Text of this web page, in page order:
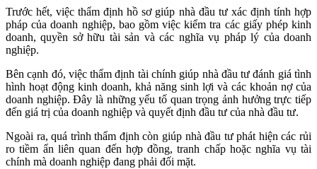
Trước hết, việc thẩm định hồ sơ giúp nhà đầu tư xác định tính hợp
pháp của doanh nghiệp, bao gồm việc kiểm tra các giấy phép kinh
doanh, quyền sở hữu tài sản và các nghĩa vụ pháp lý của doanh
nghiệp.
Bên cạnh đó, việc thẩm định tài chính giúp nhà đầu tư đánh giá tình
hình hoạt động kinh doanh, khả năng sinh lợi và các khoản nợ của
doanh nghiệp. Đây là những yếu tố quan trọng ảnh hưởng trực tiếp
đến giá trị của doanh nghiệp và quyết định đầu tư của nhà đầu tư.
Ngoài ra, quá trình thẩm định còn giúp nhà đầu tư phát hiện các rủi
ro tiềm ẩn liên quan đến hợp đồng, tranh chấp hoặc nghĩa vụ tài
chính mà doanh nghiệp đang phải đối mặt.